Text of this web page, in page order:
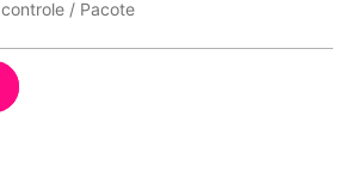
controle / Pacote